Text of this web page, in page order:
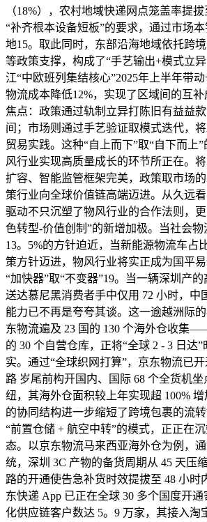
（18%），农村地域快递网点笼盖率提
“补齐根本设备短板”的要求，通过市场
地15。取此同时，东部沿海地域依托跨
等政策支撑，构成了“手艺输出+模式立
江“中欧班列集结核心”2025年上半年带
物流成本降低12%，实现了区域间的互
焦点：政策通过轨制立异打陈旧有益益
间；市场则通过手艺验证取模式迭代，
贸易实践。这种“自上而下”取“自下而上
风行业实现高质量成长的环节所正在。
扩容、智能监管框架完美，政策取市场
策行业向全球价值链高端迈进。从久远
驱动不只沉塑了物风行业的合作法则，
色转型-价值创制”的新增加极。当社会物
13。5%的方针迫近，当新能源物流车占
策方针迈进，物风行业将实正成为国平
“加快器”取“不变器”19。当一辆深圳产
送达慕尼黑消费者手中仅用 72 小时，中
能力已不再是夸夸其谈。这一逾越洲际
东物流遍及 23 国的 130 个海外仓收集
的 30 个自营仓库，正将“全球 2 - 3 日达
实。通过“全球织网打算”，京东物流已
路 岁尾前构开国内、国际 68 个全货机
纽，其海外仓面积较上年实现超 100%
的协同结构进一步缩短了跨境包裹的流
“前置仓储 + 航空中转”的模式，正正在
态。以京东物流马来西亚海外仓为例，
统，深圳 3C 产物的备货周期从 45 天压
路的开通使告急补货时效提拔至 48 小时
东快递 App 已正在全球 30 多个国度开
化供应链客户数达 5。9 万家，其接入淘